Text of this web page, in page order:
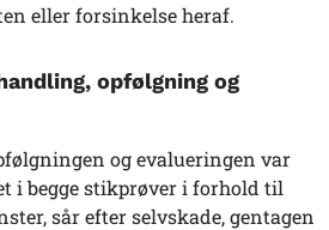
eller forsinkelse heraf.
opfølgning og
og evalueringen var
i begge stikprøver i forhold til
sår efter selvskade, gentagen